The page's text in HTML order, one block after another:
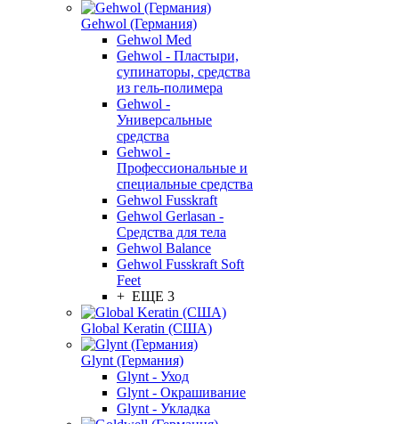
Gehwol (Германия)
Gehwol Med
Gehwol - Пластыри,
супинаторы, средства
из гель-полимера
Gehwol -
Универсальные
средства
Gehwol -
Профессиональные и
специальные средства
Gehwol Fusskraft
Gehwol Gerlasan -
Средства для тела
Gehwol Balance
Gehwol Fusskraft Soft
Feet
+ ЕЩЕ 3
Global Keratin (США)
Glynt (Германия)
Glynt - Уход
Glynt - Окрашивание
Glynt - Укладка